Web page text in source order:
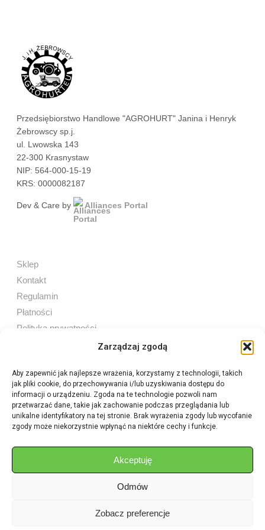
Zarządzaj zgodą
Aby zapewnić jak najlepsze wrażenia, korzystamy z technologii, takich
jak pliki cookie, do przechowywania i/lub uzyskiwania dostępu do
informacji o urządzeniu. Zgoda na te technologie pozwoli nam
przetwarzać dane, takie jak zachowanie podczas przeglądania lub
unikalne identyfikatory na tej stronie. Brak wyrażenia zgody lub wycofanie
zgody może niekorzystnie wpłynąć na niektóre cechy i funkcje.
Akceptuję
Odmów
Zobacz preferencje
Przedsiębiorstwo Handlowe "AGROHURT" Janina i Henryk
Żebrowscy sp.j.
ul. Lwowska 143
22-300 Krasnystaw
NIP: 564-000-15-19
KRS: 0000082187
Dev & Care by Alliances Portal
Sklep
Kontakt
Regulamin
Płatności
Polityka prywatności
Sprzedaż internetowa
Tel:605 603 753
Sprzedaż detaliczna
aukcje.agrohurt@gmail.com